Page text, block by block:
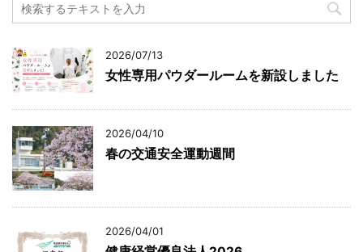
2026/07/13
女性専用パウダールームを新設しました
2026/04/10
春の交通安全運動週間
2026/04/01